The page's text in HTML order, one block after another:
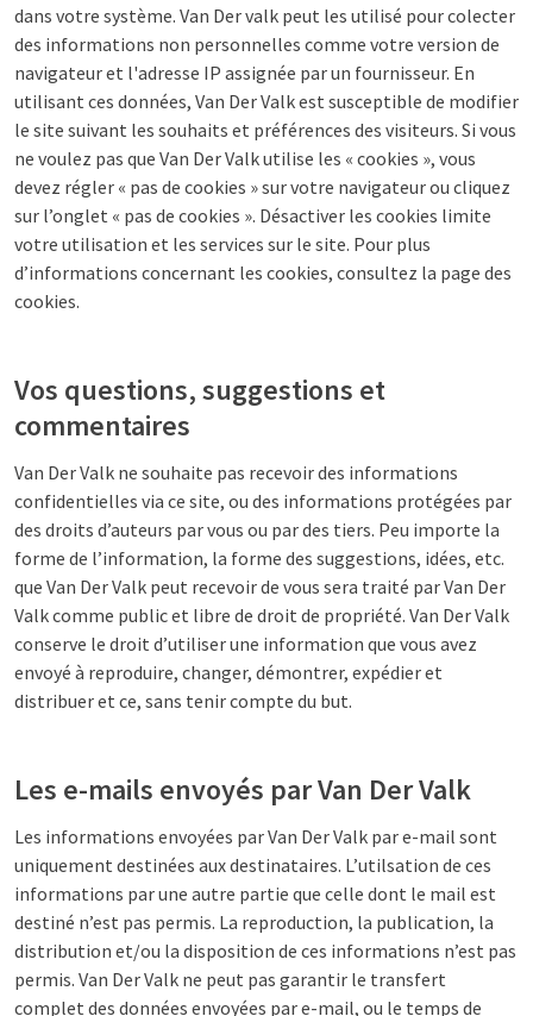
dans votre système. Van Der valk peut les utilisé pour colecter
des informations non personnelles comme votre version de
navigateur et l'adresse IP assignée par un fournisseur. En
utilisant ces données, Van Der Valk est susceptible de modifier
le site suivant les souhaits et préférences des visiteurs. Si vous
ne voulez pas que Van Der Valk utilise les « cookies », vous
devez régler « pas de cookies » sur votre navigateur ou cliquez
sur l’onglet « pas de cookies ». Désactiver les cookies limite
votre utilisation et les services sur le site. Pour plus
d’informations concernant les cookies, consultez la page des
cookies.
Vos questions, suggestions et
commentaires
Van Der Valk ne souhaite pas recevoir des informations
confidentielles via ce site, ou des informations protégées par
des droits d’auteurs par vous ou par des tiers. Peu importe la
forme de l’information, la forme des suggestions, idées, etc.
que Van Der Valk peut recevoir de vous sera traité par Van Der
Valk comme public et libre de droit de propriété. Van Der Valk
conserve le droit d’utiliser une information que vous avez
envoyé à reproduire, changer, démontrer, expédier et
distribuer et ce, sans tenir compte du but.
Les e-mails envoyés par Van Der Valk
Les informations envoyées par Van Der Valk par e-mail sont
uniquement destinées aux destinataires. L’utilsation de ces
informations par une autre partie que celle dont le mail est
destiné n’est pas permis. La reproduction, la publication, la
distribution et/ou la disposition de ces informations n’est pas
permis. Van Der Valk ne peut pas garantir le transfert
complet des données envoyées par e-mail, ou le temps de